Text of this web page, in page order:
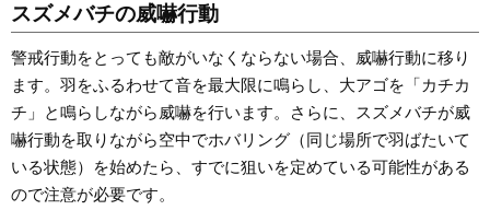
スズメバチの威嚇行動
警戒行動をとっても敵がいなくならない場合、威嚇行動に移り
ます。羽をふるわせて音を最大限に鳴らし、大アゴを「カチカ
チ」と鳴らしながら威嚇を行います。さらに、スズメバチが威
嚇行動を取りながら空中でホバリング（同じ場所で羽ばたいて
いる状態）を始めたら、すでに狙いを定めている可能性がある
ので注意が必要です。